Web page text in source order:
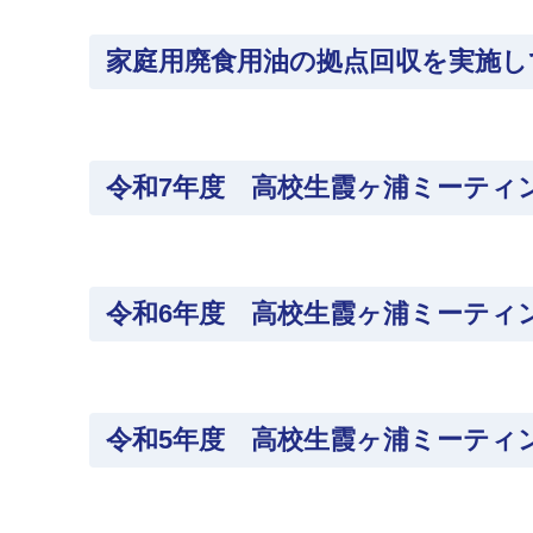
家庭用廃食用油の拠点回収を実施
令和7年度 高校生霞ヶ浦ミーティ
令和6年度 高校生霞ヶ浦ミーティ
令和5年度 高校生霞ヶ浦ミーティ